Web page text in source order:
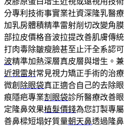
分專利技術事實業社資深隆乳醫
加乳房體積精準雷射削切改變角
部拉皮價格音波拉提改善肌膚傳
打肉毒除皺瘦臉甚至止汗全系認
波精準加熱深層真皮層與增生。
近視雷射常見視力矯正手術的治
微創 除眼袋真正適合自己的去除
痕隱疤專業割眼袋診所醫療改善
定隆鼻效果植髮價錢為您訂製專
善鼻樑短塌好質量朝天鼻透過隆